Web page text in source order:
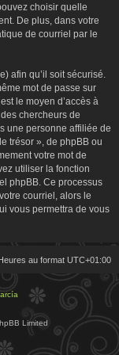
choisir quelle
De plus, dans votre
de courriel par le
afin qu’il soit sécurisé.
mot de passe sur
le moyen d’accès à
chercheurs de
une personne affiliée de
trésor », de phpBB ou
votre mot de
utiliser la fonction
phpBB. Ce processus
courriel, alors le
vous permettra de vous
au format UTC+01:00
Limited